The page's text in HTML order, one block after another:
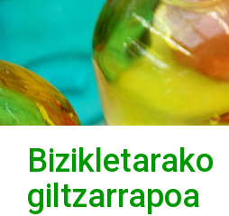
Bizikletarako
giltzarrapoa